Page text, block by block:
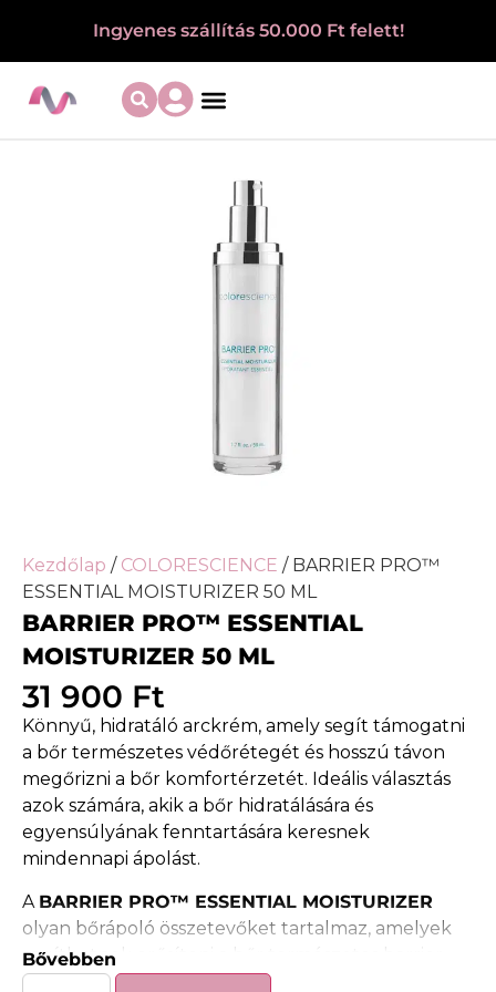
Ingyenes szállítás 50.000 Ft felett!
Kezdőlap / COLORESCIENCE / BARRIER PRO™
ESSENTIAL MOISTURIZER 50 ML
BARRIER PRO™ ESSENTIAL
MOISTURIZER 50 ML
31 900 Ft
Könnyű, hidratáló arckrém, amely segít támogatni
a bőr természetes védőrétegét és hosszú távon
megőrizni a bőr komfortérzetét. Ideális választás
azok számára, akik a bőr hidratálására és
egyensúlyának fenntartására keresnek
mindennapi ápolást.
A BARRIER PRO™ ESSENTIAL MOISTURIZER
olyan bőrápoló összetevőket tartalmaz, amelyek
segíthetnek erősíteni a bőr természetes barrier
funkcióját. A hidratáló hatóanyagok hozzájárulnak
Bővebben